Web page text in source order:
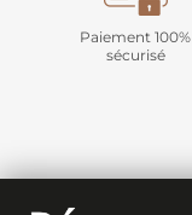
Paiement 100%
sécurisé